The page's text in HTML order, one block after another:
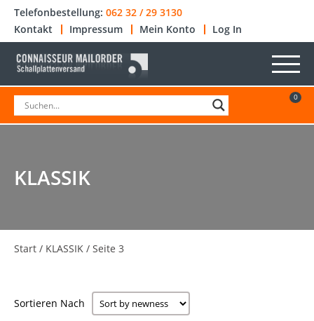
Telefonbestellung: 062 32 / 29 3130
Kontakt
Impressum Mein Konto Log In
0
KLASSIK
Start / KLASSIK / Seite 3
Sortieren Nach